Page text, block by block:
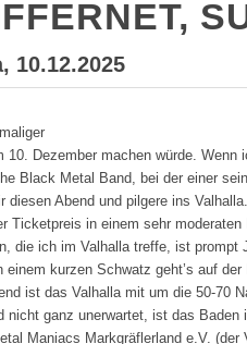
10.12.2025
10. Dezember machen würde.
Black Metal Band, bei der einer
diesen Abend und pilgere ins
Ticketpreis in einem sehr
die ich im Valhalla treffe, ist prompt
einem kurzen Schwatz geht’s auf
ist das Valhalla mit um die 50-70
nicht ganz unerwartet, ist das
Maniacs Markgräflerland e.V.